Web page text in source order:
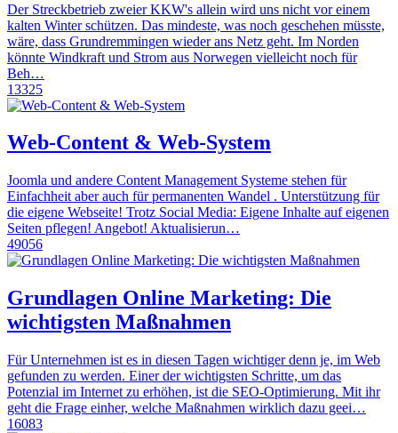
Der Streckbetrieb zweier KKW's allein wird uns nicht vor einem
kalten Winter schützen. Das mindeste, was noch geschehen müsste,
wäre, dass Grundremmingen wieder ans Netz geht. Im Norden
könnte Windkraft und Strom aus Norwegen vielleicht noch für
Beh…
13325
Web-Content & Web-System
Joomla und andere Content Management Systeme stehen für
Einfachheit aber auch für permanenten Wandel . Unterstützung für
die eigene Webseite! Trotz Social Media: Eigene Inhalte auf eigenen
Seiten pflegen! Angebot! Aktualisierun…
49056
Grundlagen Online Marketing: Die
wichtigsten Maßnahmen
Für Unternehmen ist es in diesen Tagen wichtiger denn je, im Web
gefunden zu werden. Einer der wichtigsten Schritte, um das
Potenzial im Internet zu erhöhen, ist die SEO-Optimierung. Mit ihr
geht die Frage einher, welche Maßnahmen wirklich dazu geei…
16083